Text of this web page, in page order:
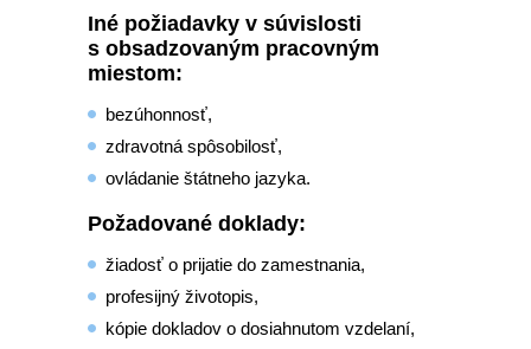
Iné požiadavky v súvislosti
s obsadzovaným pracovným
miestom:
bezúhonnosť,
zdravotná spôsobilosť,
ovládanie štátneho jazyka.
Požadované doklady:
žiadosť o prijatie do zamestnania,
profesijný životopis,
kópie dokladov o dosiahnutom vzdelaní,